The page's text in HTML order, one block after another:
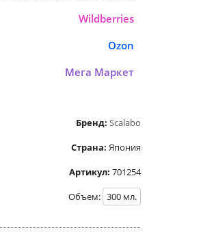
Wildberries
Ozon
Мега Маркет
Бренд: Scalabo
Страна: Япония
Артикул: 701254
Объем: 300 мл.